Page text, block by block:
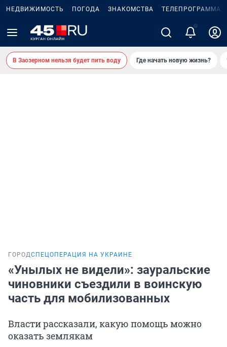
НЕДВИЖИМОСТЬ ПОГОДА ЗНАКОМСТВА ТЕЛЕПРОГРАММА
В Заозерном нельзя будет пить воду Где начать новую жизнь?
ГОРОДСПЕЦОПЕРАЦИЯ НА УКРАИНЕ
«Унылых не видели»: зауральские
чиновники съездили в воинскую
часть для мобилизованных
Власти рассказали, какую помощь можно
оказать землякам